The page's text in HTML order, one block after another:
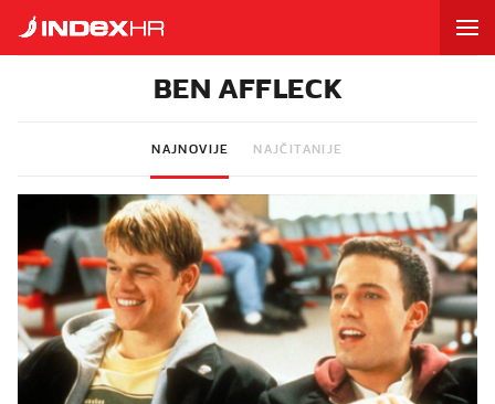
BEN AFFLECK
NAJNOVIJE NAJČITANIJE